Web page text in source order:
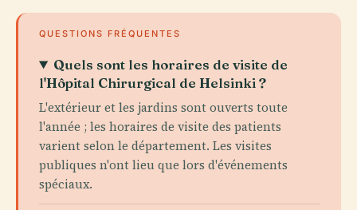
QUESTIONS FRÉQUENTES
Quels sont les horaires de visite de
l'Hôpital Chirurgical de Helsinki ?
L'extérieur et les jardins sont ouverts toute
l'année ; les horaires de visite des patients
varient selon le département. Les visites
publiques n'ont lieu que lors d'événements
spéciaux.